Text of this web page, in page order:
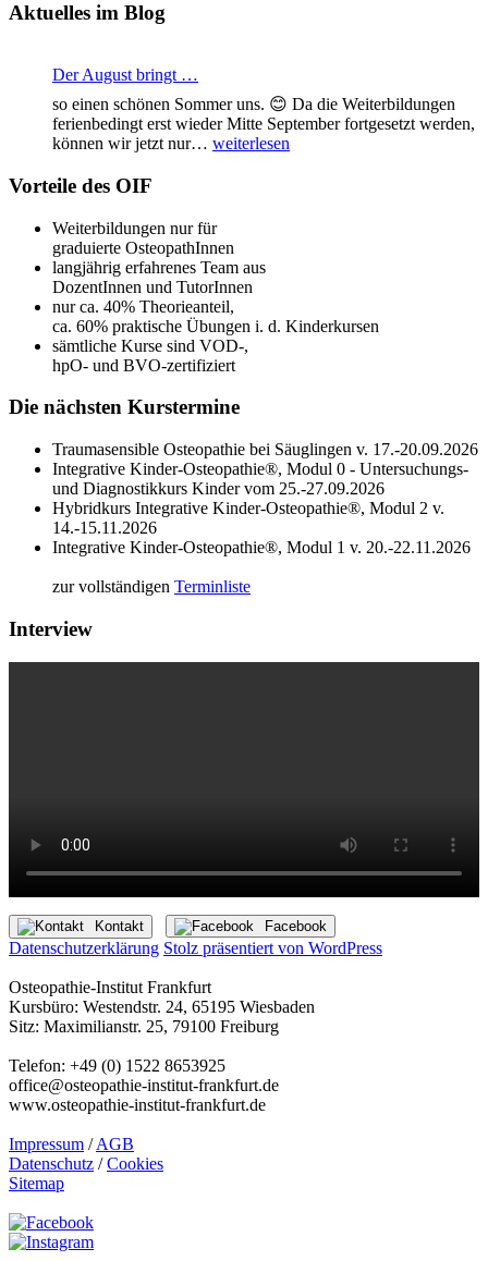
Aktuelles im Blog
Der August bringt …
so einen schönen Sommer uns. 😊 Da die Weiterbildungen
ferienbedingt erst wieder Mitte September fortgesetzt werden,
können wir jetzt nur… Der
weiterlesen
Vorteile des OIF
Weiterbildungen nur für
graduierte OsteopathInnen
langjährig erfahrenes Team aus
DozentInnen und TutorInnen
nur ca. 40% Theorieanteil,
ca. 60% praktische Übungen i. d. Kinderkursen
sämtliche Kurse sind VOD-,
hpO- und BVO-zertifiziert
Die nächsten Kurstermine
Traumasensible Osteopathie bei Säuglingen v. 17.-20.09.2026
Integrative Kinder-Osteopathie®, Modul 0 - Untersuchungs-
und Diagnostikkurs Kinder vom 25.-27.09.2026
Hybridkurs Integrative Kinder-Osteopathie®, Modul 2 v.
14.-15.11.2026
Integrative Kinder-Osteopathie®, Modul 1 v. 20.-22.11.2026
zur vollständigen Terminliste
Interview
Kontakt Facebook
Datenschutzerklärung Stolz präsentiert von WordPress
Osteopathie-Institut Frankfurt
Kursbüro: Westendstr. 24, 65195 Wiesbaden
Sitz: Maximilianstr. 25, 79100 Freiburg
Telefon: +49 (0) 1522 8653925
office@osteopathie-institut-frankfurt.de
www.osteopathie-institut-frankfurt.de
Impressum /AGB
Datenschutz /Cookies
Sitemap